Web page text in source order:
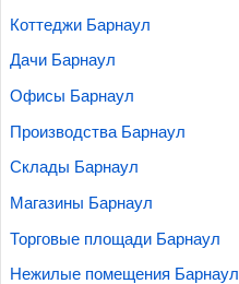
Коттеджи Барнаул
Дачи Барнаул
Офисы Барнаул
Производства Барнаул
Склады Барнаул
Магазины Барнаул
Торговые площади Барнаул
Нежилые помещения Барнаул